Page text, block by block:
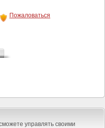
Пожаловаться
управлять своими